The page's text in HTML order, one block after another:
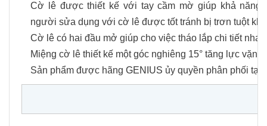
Cờ lê được thiết kế với tay cầm mờ giúp khả năng
người sửa dụng với cờ lê được tốt tránh bị trơn tuột khi
Cờ lê có hai đầu mở giúp cho việc tháo lắp chi tiết
Miệng cờ lê thiết kế một góc nghiêng 15° tăng lực vặn
Sản phẩm được hãng GENIUS ủy quyền phân phối tại